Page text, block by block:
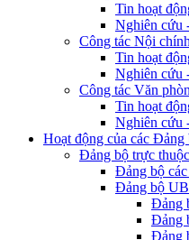
Tin hoạt
Nghiên cứu
Công tác Nội chính
Tin hoạt
Nghiên cứu
Công tác Văn
Tin hoạt
Nghiên cứu
Hoạt động của các
Đảng bộ trực thuộc
Đảng bộ
Đảng bộ
Đảng
Đảng
Đảng